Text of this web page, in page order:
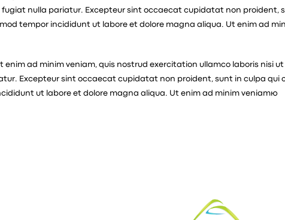
nulla pariatur. Excepteur sint occaecat cupidatat non proident,
tempor incididunt ut labore et dolore magna aliqua. Ut enim ad
ad minim veniam, quis nostrud exercitation ullamco laboris nisi
Excepteur sint occaecat cupidatat non proident, sunt in culpa
ut labore et dolore magna aliqua. Ut enim ad minim veniamю